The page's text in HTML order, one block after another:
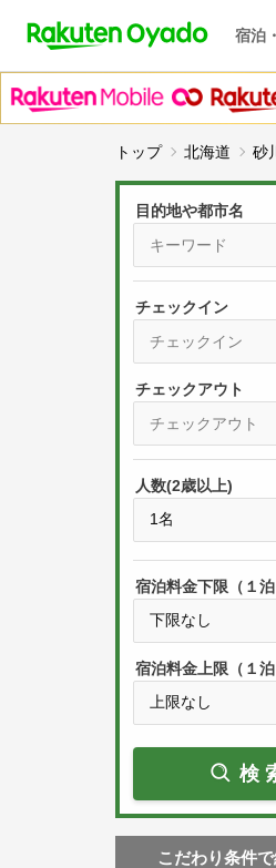
宿泊
トップ 北海道 砂
目的地や都市名
チェックイン
r
s
s
e
w
a
r
w
P
r
s
t
e
w
a
r
人数(2歳以上)
宿泊料金下限（１泊
宿泊料金上限（１泊
検
こだわり条件